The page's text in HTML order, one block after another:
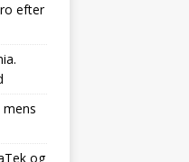
efter
mens
og